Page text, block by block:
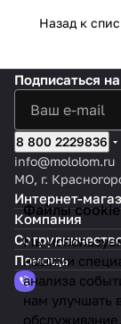
Назад к
Файлы cookie
Мы
нашими
анализа
нам улучшать
Подписаться
8 800 2229836
info@mololom.ru
МО, г.
Интернет-
Компания
Помощь